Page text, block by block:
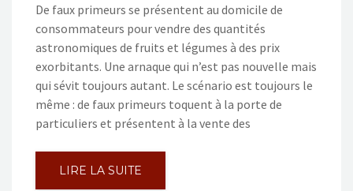
De faux primeurs se présentent au domicile de
consommateurs pour vendre des quantités
astronomiques de fruits et légumes à des prix
exorbitants. Une arnaque qui n’est pas nouvelle mais
qui sévit toujours autant. Le scénario est toujours le
même : de faux primeurs toquent à la porte de
particuliers et présentent à la vente des
LIRE LA SUITE